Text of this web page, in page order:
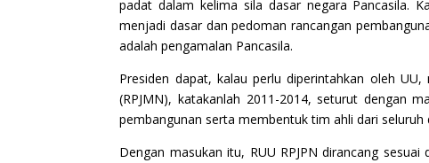
padat dalam kelima sila dasar negara Pancasila.
menjadi dasar dan pedoman rancangan
adalah pengamalan Pancasila.
Presiden dapat, kalau perlu diperintahkan oleh
(RPJMN), katakanlah 2011-2014, seturut dengan
pembangunan serta membentuk tim ahli dari seluruh
Dengan masukan itu, RUU RPJPN dirancang